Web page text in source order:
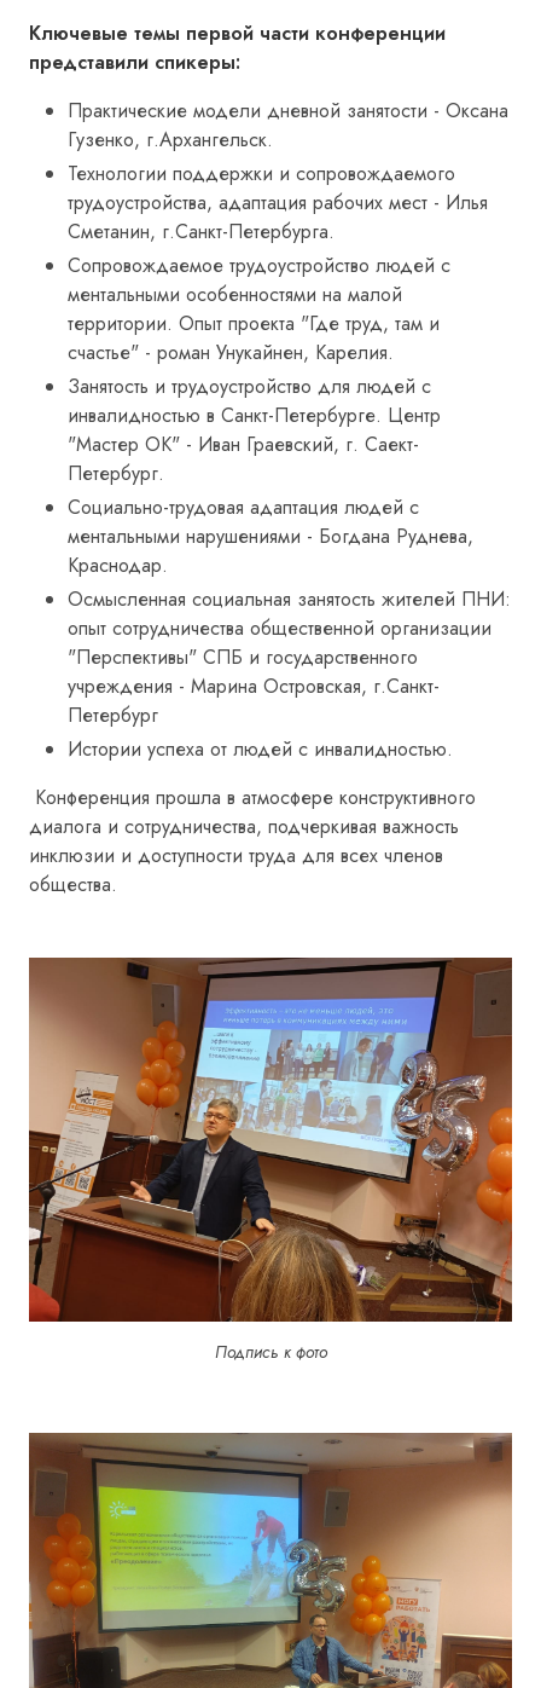
Ключевые темы первой части конференции
представили спикеры:
Практические модели дневной занятости - Оксана
Гузенко, г.Архангельск.
Технологии поддержки и сопровождаемого
трудоустройства, адаптация рабочих мест - Илья
Сметанин, г.Санкт-Петербурга.
Сопровождаемое трудоустройство людей с
ментальными особенностями на малой
территории. Опыт проекта "Где труд, там и
счастье" - роман Унукайнен, Карелия.
Занятость и трудоустройство для людей с
инвалидностью в Санкт-Петербурге. Центр
"Мастер ОК" - Иван Граевский, г. Саект-
Петербург.
Социально-трудовая адаптация людей с
ментальными нарушениями - Богдана Руднева,
Краснодар.
Осмысленная социальная занятость жителей ПНИ:
опыт сотрудничества общественной организации
"Перспективы" СПБ и государственного
учреждения - Марина Островская, г.Санкт-
Петербург
Истории успеха от людей с инвалидностью.
Конференция прошла в атмосфере конструктивного
диалога и сотрудничества, подчеркивая важность
инклюзии и доступности труда для всех членов
общества.
Подпись к фото